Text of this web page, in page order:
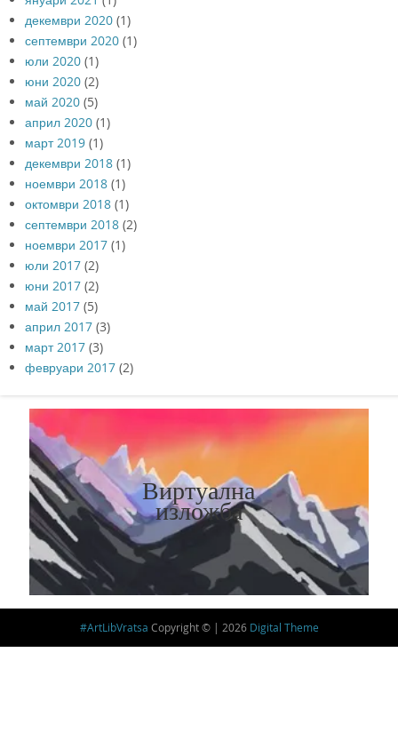
декември 2020 (1)
септември 2020 (1)
юли 2020 (1)
юни 2020 (2)
май 2020 (5)
април 2020 (1)
март 2019 (1)
декември 2018 (1)
ноември 2018 (1)
октомври 2018 (1)
септември 2018 (2)
ноември 2017 (1)
юли 2017 (2)
юни 2017 (2)
май 2017 (5)
април 2017 (3)
март 2017 (3)
февруари 2017 (2)
Виртуална
изложба
#ArtLibVratsa Copyright © | 2026 Digital Theme